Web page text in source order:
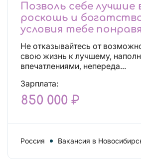
Позволь себе лучшие
роскошь и
условия тебе
Действительно
условия и поддержка!
Не отказывайтесь от
свою жизнь к лучшему,
впечатлениями, непереда...
Зарплата:
850 000 ₽
Россия Вакансия в